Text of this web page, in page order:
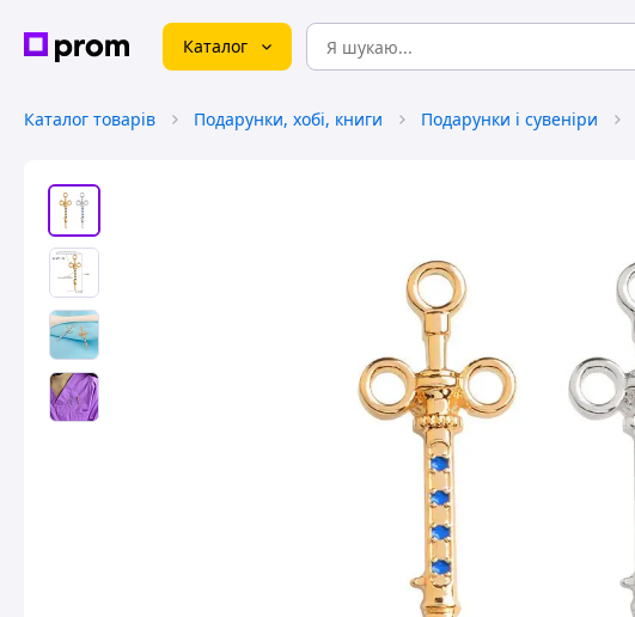
Каталог
Каталог товарів Подарунки, хобі, книги Подарунки і сувеніри